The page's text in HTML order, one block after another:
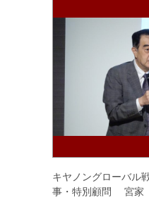
キヤノングローバル
事・特別顧問 宮